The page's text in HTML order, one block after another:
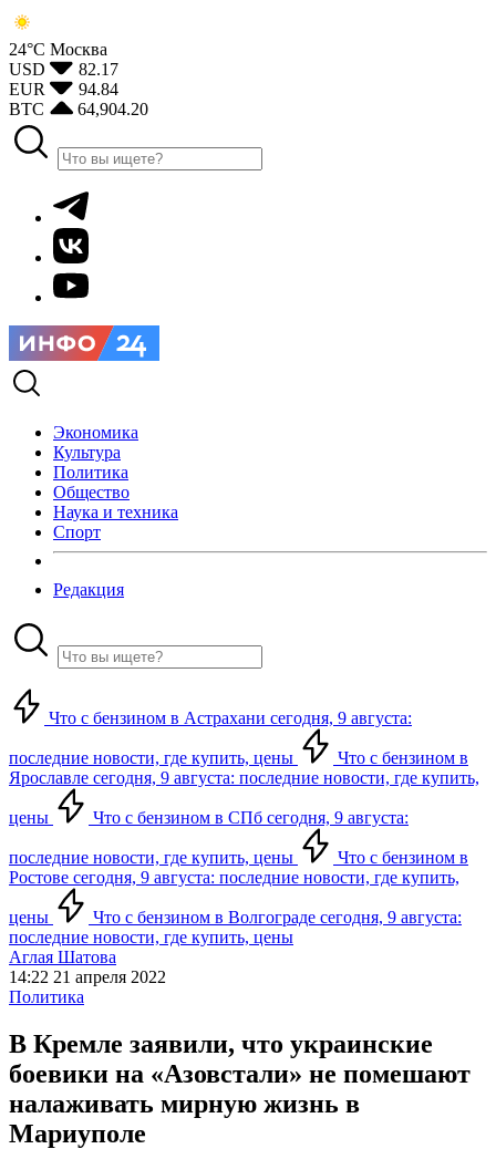
24°С Москва
USD
82.17
EUR
94.84
BTC
64,904.20
Экономика
Культура
Политика
Общество
Наука и техника
Спорт
Редакция
Что с бензином в Астрахани сегодня, 9 августа:
последние новости, где купить, цены
Что с бензином в
Ярославле сегодня, 9 августа: последние новости, где купить,
цены Что с бензином в СПб сегодня, 9 августа:
последние новости, где купить, цены
Что с бензином в
Ростове сегодня, 9 августа: последние новости, где купить,
цены
Что с бензином в Волгограде сегодня, 9 августа:
последние новости, где купить, цены
Аглая Шатова
14:22 21 апреля 2022
Политика
В Кремле заявили, что украинские
боевики на «Азовстали» не помешают
налаживать мирную жизнь в
Мариуполе